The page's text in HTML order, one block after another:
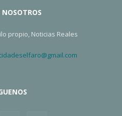
NOSOTROS
propio, Noticias Reales